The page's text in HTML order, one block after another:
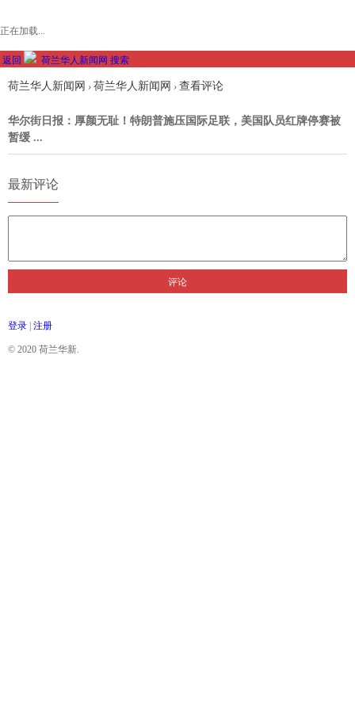
正在加载...
返回 荷兰华人新闻网 搜索
荷兰华人新闻网 › 荷兰华人新闻网 › 查看评论
华尔街日报：厚颜无耻！特朗普施压国际足联，美国队员红牌停赛被
暂缓 ...
最新评论
评论
登录 注册
© 2020 荷兰华新.